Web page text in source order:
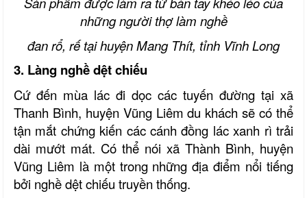
những người thợ làm nghề
đan rổ, rế tại huyện Mang Thít, tỉnh Vĩnh Long
3. Làng nghề dệt chiếu
Cứ đến mùa lác đi dọc các tuyến đường tại xã
Thanh Bình, huyện Vũng Liêm du khách sẽ có thể
tận mắt chứng kiến các cánh đồng lác xanh rì trải
dài mướt mát. Có thể nói xã Thành Bình, huyện
Vũng Liêm là một trong những địa điểm nổi tiếng
bởi nghề dệt chiếu truyền thống.